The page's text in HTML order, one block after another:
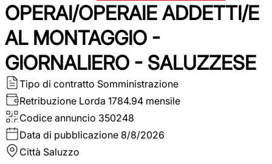
OPERAI/OPERAIE ADDETTI/E
AL MONTAGGIO -
GIORNALIERO - SALUZZESE
Tipo di contratto Somministrazione
Retribuzione Lorda 1784.94 mensile
Codice annuncio 350248
Data di pubblicazione 8/8/2026
Città Saluzzo